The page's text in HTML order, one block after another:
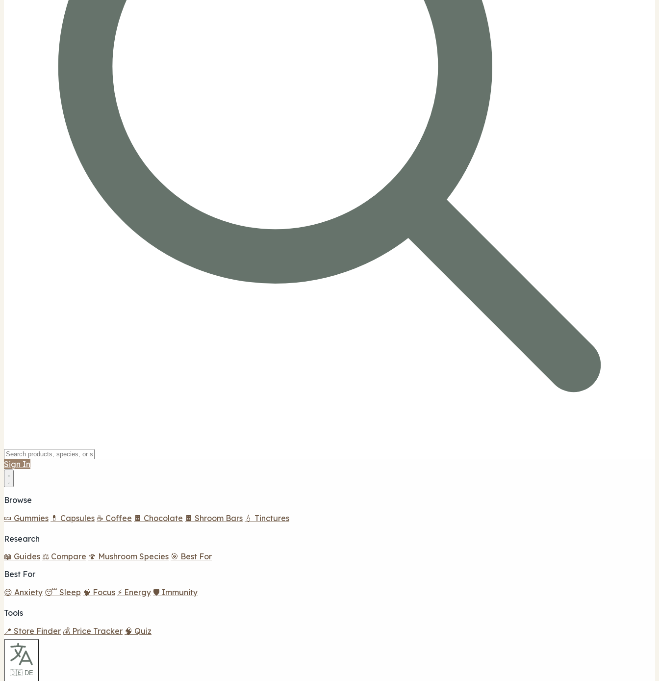
Sign In
Browse
🍬 Gummies 💊 Capsules ☕ Coffee 🍫 Chocolate 🍫 Shroom Bars 💧 Tinctures
Research
📖 Guides ⚖️ Compare 🍄 Mushroom Species 🎯 Best For
Best For
😌 Anxiety 😴 Sleep 🧠 Focus ⚡ Energy 🛡️ Immunity
Tools
📍 Store Finder 💰 Price Tracker 🧠 Quiz
🇩🇪 DE